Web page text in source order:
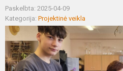
Paskelbta: 2025-04-09
Kategorija: Projektinė veikla